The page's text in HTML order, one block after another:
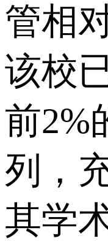
管相
该校
前2%
列，
其学